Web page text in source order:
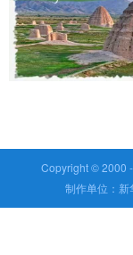
Copyright © 2000 -
制作单位：